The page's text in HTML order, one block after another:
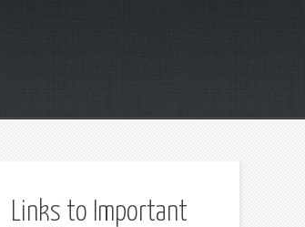
Links to Important